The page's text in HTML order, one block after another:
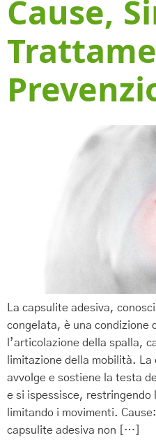
Cause,
La capsulite adesiva,
congelata, è una condizione
l’articolazione della spalla,
limitazione della mobilità.
avvolge e sostiene la testa
e si ispessisce, restringendo
limitando i movimenti.
capsulite adesiva non […]